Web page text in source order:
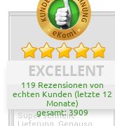
EXCELLENT
119 Rezensionen von
echten Kunden (letzte 12
Monate)
gesamt: 3909
Super schnelle
Lieferung. Genauso